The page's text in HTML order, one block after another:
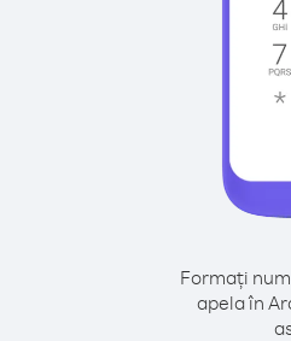
Formați
apela în